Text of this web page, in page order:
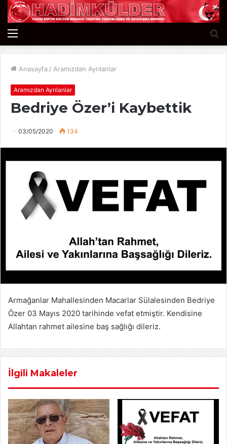
Anasayfa / Aramızdan Ayrılanlar
Aramızdan Ayrılanlar
Bedriye Özer’i Kaybettik
03/05/2020 134
Armağanlar Mahallesinden Macarlar Sülalesinden Bedriye
Özer 03 Mayıs 2020 tarihinde vefat etmiştir. Kendisine
Allahtan rahmet ailesine baş sağlığı dileriz.
İlgili Makaleler